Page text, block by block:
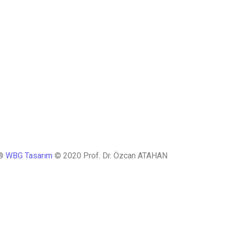
®WBG Tasarım© 2020 Prof. Dr. Özcan ATAHAN